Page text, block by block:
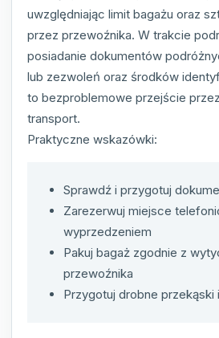
uwzględniając limit bagażu oraz
przez przewoźnika. W trakcie
posiadanie dokumentów
lub zezwoleń oraz środków
to bezproblemowe przejście
transport.
Praktyczne wskazówki:
Sprawdź i przygotuj
Zarezerwuj miejsce
wyprzedzeniem
Pakuj bagaż zgodnie z
przewoźnika
Przygotuj drobne przekąski